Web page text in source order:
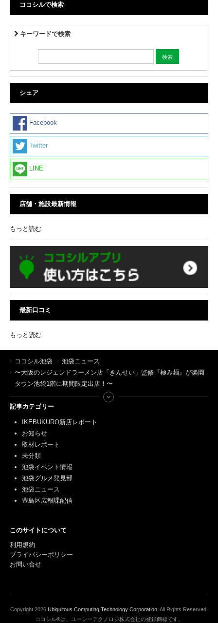
ココシルで検索
キーワードで検索
シェア
Facebook
Twitter
LINE
店舗・施設最新情報
もっと読む
最新口コミ
もっと読む
ココシル池袋
池袋ニュース
〜大阪のレジェンドラーメン店「きんせい」監修『極み麺』が楽園
タウン池袋1階に期間限定出店！〜
記事カテゴリー
IKEBUKURO新店レポート
お知らせ
取材レポート
未分類
池袋イベント情報
池袋グルメ発見部
池袋ニュース
豊島区広報課配信
このサイトについて
利用規約
プライバシーポリシー
お問い合せ
Copyright 2026 Ubiquitous Computing Technology Corporation . All Rights Reserved.
ココシル®は、ユーシーテクノロジ株式会社の登録商標です。